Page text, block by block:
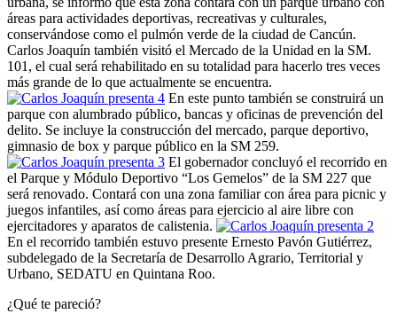
áreas para actividades deportivas, recreativas y culturales,
conservándose como el pulmón verde de la ciudad de Cancún.
Carlos Joaquín también visitó el Mercado de la Unidad en la SM.
101, el cual será rehabilitado en su totalidad para hacerlo tres veces
más grande de lo que actualmente se encuentra.
En este punto también se construirá un
parque con alumbrado público, bancas y oficinas de prevención del
delito. Se incluye la construcción del mercado, parque deportivo,
gimnasio de box y parque público en la SM 259.
El gobernador concluyó el recorrido en
el Parque y Módulo Deportivo “Los Gemelos” de la SM 227 que
será renovado. Contará con una zona familiar con área para picnic y
juegos infantiles, así como áreas para ejercicio al aire libre con
ejercitadores y aparatos de calistenia.
En el recorrido también estuvo presente Ernesto Pavón Gutiérrez,
subdelegado de la Secretaría de Desarrollo Agrario, Territorial y
Urbano, SEDATU en Quintana Roo.
¿Qué te pareció?